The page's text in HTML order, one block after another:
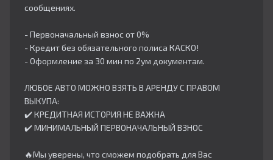
сообщениях.
- Первоначальный взнос от 0%
- Кредит без обязательного полиса КАСКО!
- Оформление за 30 мин по 2ум документам.
ЛЮБОЕ АВТО МОЖНО ВЗЯТЬ В АРЕНДУ С ПРАВОМ
ВЫКУПА:
✔️ КРЕДИТНАЯ ИСТОРИЯ НЕ ВАЖНА
✔️ МИНИМАЛЬНЫЙ ПЕРВОНАЧАЛЬНЫЙ ВЗНОС
🔥Мы уверены, что сможем подобрать для Вас